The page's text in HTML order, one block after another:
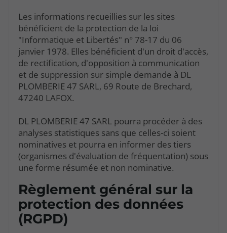
Les informations recueillies sur les sites
bénéficient de la protection de la loi
"Informatique et Libertés" n° 78-17 du 06
janvier 1978. Elles bénéficient d'un droit d'accès,
de rectification, d'opposition à communication
et de suppression sur simple demande à DL
PLOMBERIE 47 SARL, 69 Route de Brechard,
47240 LAFOX.
DL PLOMBERIE 47 SARL pourra procéder à des
analyses statistiques sans que celles-ci soient
nominatives et pourra en informer des tiers
(organismes d'évaluation de fréquentation) sous
une forme résumée et non nominative.
Règlement général sur la
protection des données
(RGPD)